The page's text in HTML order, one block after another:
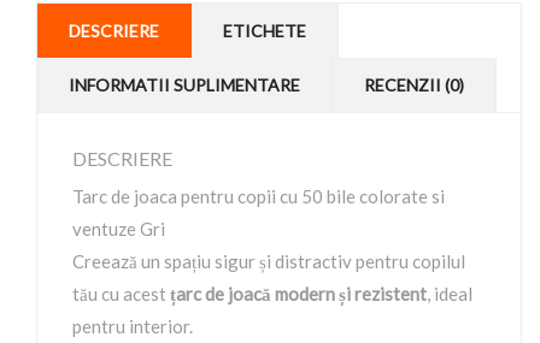
DESCRIERE ETICHETE
INFORMATII SUPLIMENTARE RECENZII (0)
DESCRIERE
Tarc de joaca pentru copii cu 50 bile colorate si
ventuze Gri
Creează un spațiu sigur și distractiv pentru copilul
tău cu acest țarc de joacă modern și rezistent, ideal
pentru interior.